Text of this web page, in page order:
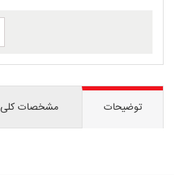
توضیحات مشخصات کلی